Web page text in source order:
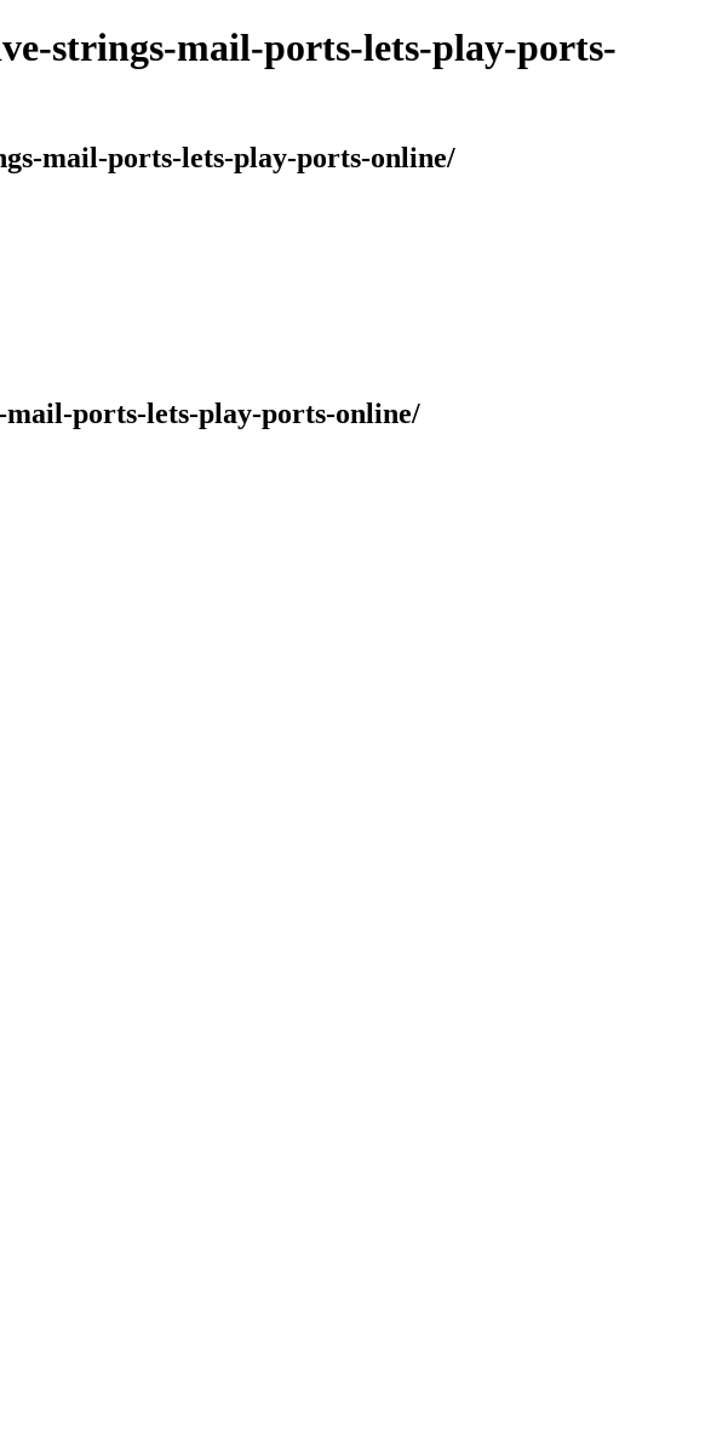
strings-mail-ports-lets-play-ports-
mail-ports-lets-play-ports-online/
ports-lets-play-ports-online/